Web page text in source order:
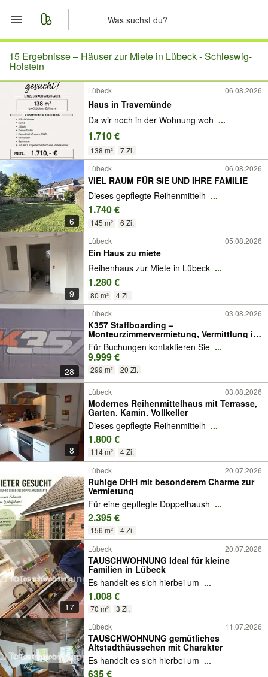
Start
Merkliste
Nachrichten
Anzeige aufgeben
15 Ergebnisse – Häuser zur Miete in Lübeck - Schleswig-
Holstein
Lübeck 06.08.2026
Haus in Travemünde
Da wir noch in der Wohnung woh ...
1.710 €
138 m² 7 Zi.
6
Lübeck 06.08.2026
VIEL RAUM FÜR SIE UND IHRE FAMILIE
Dieses gepflegte Reihenmittelh ...
1.740 €
145 m² 6 Zi.
9
Lübeck 05.08.2026
Ein Haus zu miete
Reihenhaus zur Miete in Lübeck ...
1.280 €
80 m² 4 Zi.
28
Lübeck 03.08.2026
K357 Staffboarding –
Monteurzimmervermietung, Vermittlung in
Lübeck (Haus, 20Zimmer, bis 39 Personen
Für Buchungen kontaktieren Sie ...
9.999 €
299 m² 20 Zi.
8
Lübeck 03.08.2026
Modernes Reihenmittelhaus mit Terrasse,
Garten, Kamin, Vollkeller
Dieses gepflegte Reihenmittelh ...
1.800 €
114 m²
4 Zi.
Lübeck
20.07.2026
Ruhige DHH mit besonderem Charme zur
Vermietung
Für eine gepflegte Doppelhaush ...
2.395 €
156 m² 4 Zi.
17
Lübeck 20.07.2026
TAUSCHWOHNUNG Ideal für kleine
Familien in Lübeck
Es handelt es sich hierbei um ...
1.008 €
70 m² 3 Zi.
Lübeck 11.07.2026
TAUSCHWOHNUNG gemütliches
Altstadthäusschen mit Charakter
Es handelt es sich hierbei um ...
635 €